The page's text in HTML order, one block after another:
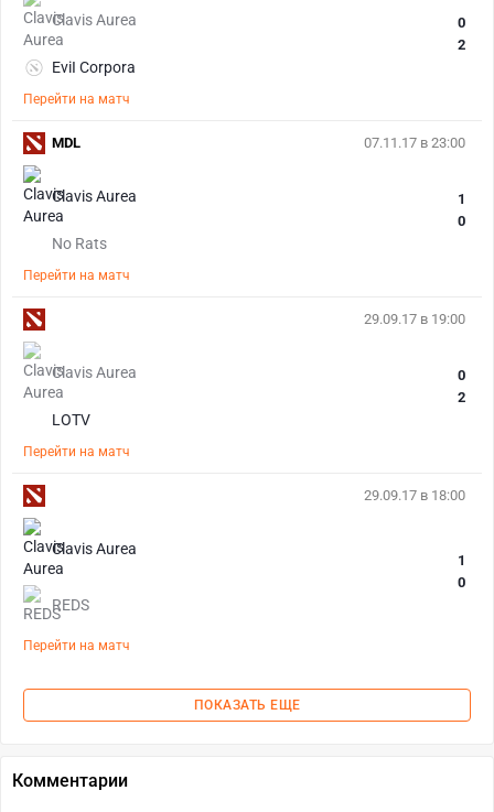
Clavis Aurea
EviI Corpora
0
2
Перейти на матч
07.11.17 в 23:00
Clavis Aurea
No Rats
1
0
Перейти на матч
MDL
29.09.17 в 19:00
Clavis Aurea
LOTV
0
2
Перейти на матч
29.09.17 в 18:00
Clavis Aurea
REDS
1
0
Перейти на матч
ПОКАЗАТЬ ЕЩЕ
Комментарии